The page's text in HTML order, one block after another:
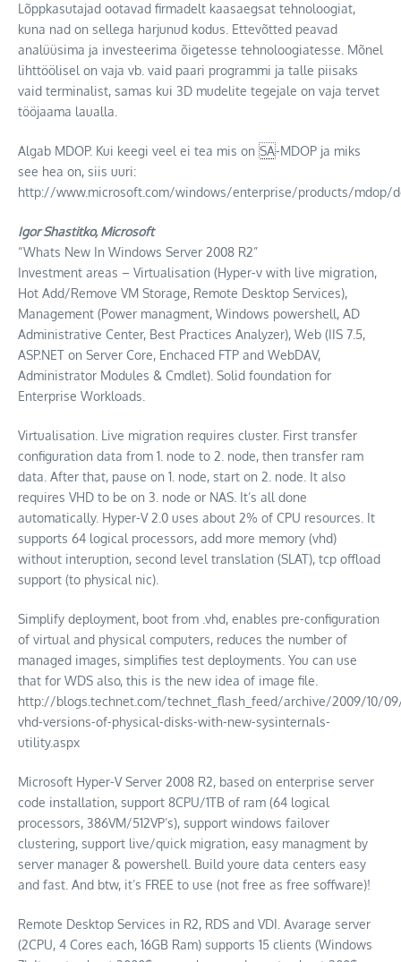
Lõppkasutajad ootavad firmadelt kaasaegsat tehnoloogiat,
kuna nad on sellega harjunud kodus. Ettevõtted peavad
analüüsima ja investeerima õigetesse tehnoloogiatesse. Mõnel
lihttöölisel on vaja vb. vaid paari programmi ja talle piisaks
vaid terminalist, samas kui 3D mudelite tegejale on vaja tervet
tööjaama laualla.
Algab MDOP. Kui keegi veel ei tea mis on SA-MDOP ja miks
see hea on, siis uuri:
http://www.microsoft.com/windows/enterprise/products/mdop/
Igor Shastitko, Microsoft
“Whats New In Windows Server 2008 R2”
Investment areas – Virtualisation (Hyper-v with live migration,
Hot Add/Remove VM Storage, Remote Desktop Services),
Management (Power managment, Windows powershell, AD
Administrative Center, Best Practices Analyzer), Web (IIS 7.5,
ASP.NET on Server Core, Enchaced FTP and WebDAV,
Administrator Modules & Cmdlet). Solid foundation for
Enterprise Workloads.
Virtualisation. Live migration requires cluster. First transfer
configuration data from 1. node to 2. node, then transfer ram
data. After that, pause on 1. node, start on 2. node. It also
requires VHD to be on 3. node or NAS. It’s all done
automatically. Hyper-V 2.0 uses about 2% of CPU resources. It
supports 64 logical processors, add more memory (vhd)
without interuption, second level translation (SLAT), tcp offload
support (to physical nic).
Simplify deployment, boot from .vhd, enables pre-configuration
of virtual and physical computers, reduces the number of
managed images, simplifies test deployments. You can use
that for WDS also, this is the new idea of image file.
http://blogs.technet.com/technet_flash_feed/archive/2009/10/
vhd-versions-of-physical-disks-with-new-sysinternals-
utility.aspx
Microsoft Hyper-V Server 2008 R2, based on enterprise server
code installation, support 8CPU/1TB of ram (64 logical
processors, 386VM/512VP’s), support windows failover
clustering, support live/quick migration, easy managment by
server manager & powershell. Build youre data centers easy
and fast. And btw, it’s FREE to use (not free as free soffware)!
Remote Desktop Services in R2, RDS and VDI. Avarage server
(2CPU, 4 Cores each, 16GB Ram) supports 15 clients (Windows